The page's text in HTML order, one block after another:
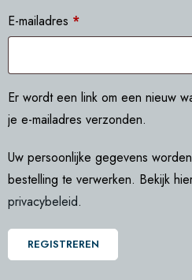
E-mailadres *
Er wordt een link om een nieuw
je e-mailadres verzonden.
Uw persoonlijke gegevens
bestelling te verwerken. Bekijk
privacybeleid.
REGISTREREN